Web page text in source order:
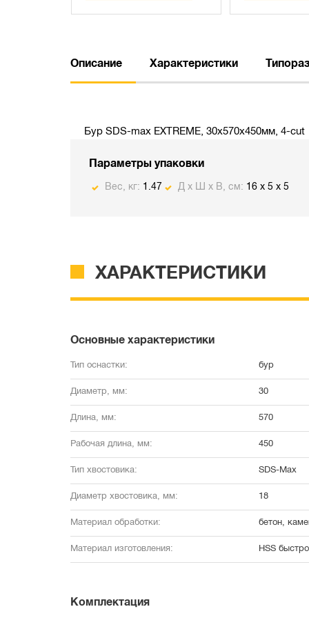
Описание Характеристики
Бур SDS-max EXTREME, 30х570х450мм, 4-cut
Параметры упаковки
Вес, кг: 1.47 Д х Ш х В, см: 16 x 5 x 5
ХАРАКТЕРИСТИКИ
Основные характеристики
Тип оснастки: бур
Диаметр, мм: 30
Длина, мм: 570
Рабочая длина, мм: 450
Тип хвостовика: SDS-Max
Диаметр хвостовика, мм: 18
Материал обработки: бетон,
Материал изготовления: HSS
Комплектация